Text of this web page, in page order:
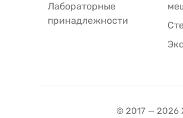
Лабораторные
принадлежности
© 2017 — 2026